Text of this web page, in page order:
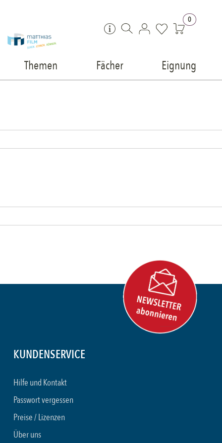
0
Themen Fächer Eignung
KUNDENSERVICE
Hilfe und Kontakt
Passwort vergessen
Preise / Lizenzen
Über uns